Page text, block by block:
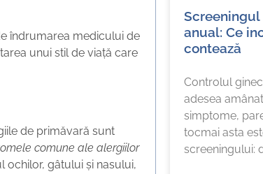
îndrumarea medicului de
unui stil de viață care
de primăvară sunt
comune ale alergiilor
ochilor, gâtului și nasului,
anual: Ce
contează
Controlul
adesea
simptome,
tocmai asta
screeningului: